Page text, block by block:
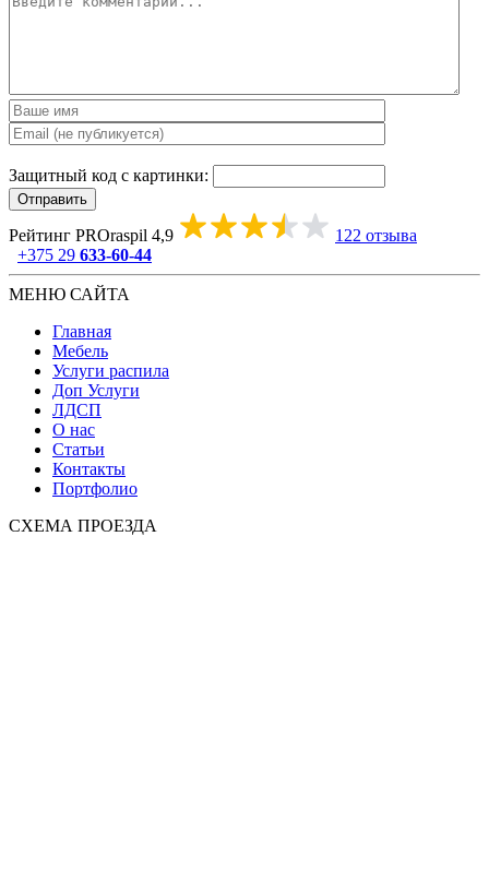
Защитный код с картинки:
Отправить
Рейтинг PROraspil 4,9
122 отзыва
+375 29 633-60-44
МЕНЮ САЙТА
Главная
Мебель
Услуги распила
Доп Услуги
ЛДСП
О нас
Статьи
Контакты
Портфолио
СХЕМА ПРОЕЗДА